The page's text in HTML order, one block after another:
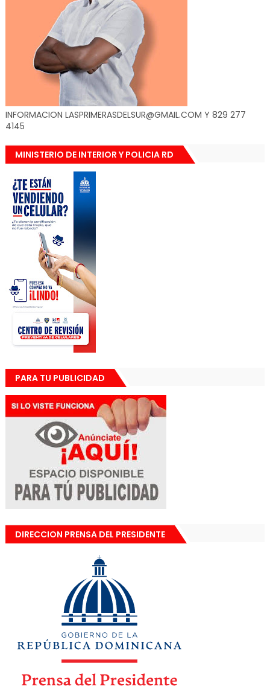
INFORMACION LASPRIMERASDELSUR@GMAIL.COM Y 829 277
4145
MINISTERIO DE INTERIOR Y POLICIA RD
PARA TU PUBLICIDAD
DIRECCION PRENSA DEL PRESIDENTE